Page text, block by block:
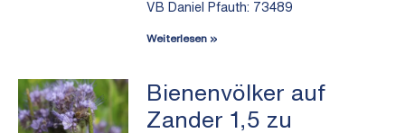
VB Daniel Pfauth: 73489
Weiterlesen »
Bienenvölker auf
Zander 1,5 zu